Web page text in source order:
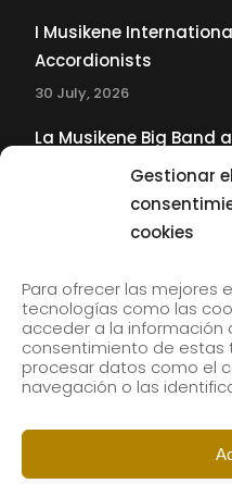
Gestionar el
cookies
Para ofrecer las mejores
tecnologías como las
acceder a la información
consentimiento de estas
procesar datos como el
navegación o las
I Musikene
Accordionists
30 July, 2026
La Musikene Big
Tolliver en el 61
Subscribe to our
email.